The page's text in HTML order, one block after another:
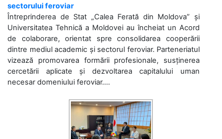
sectorului feroviar
Întreprinderea de Stat „Calea Ferată din Moldova” și
Universitatea Tehnică a Moldovei au încheiat un Acord
de colaborare, orientat spre consolidarea cooperării
dintre mediul academic și sectorul feroviar. Parteneriatul
vizează promovarea formării profesionale, susținerea
cercetării aplicate și dezvoltarea capitalului uman
necesar domeniului feroviar....